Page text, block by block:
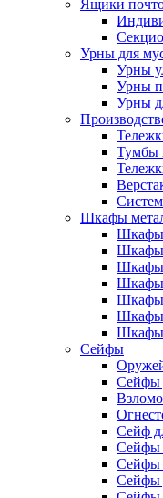
Ящики
Урны для
Урны
Урны
Урны
Тумбы
Шкафы
Шкафы
Шкафы
Шкафы
Шкафы
Шкафы
Шкафы
Шкафы
Сейфы
Сейфы
Cейф
Сейфы
Сейфы
Сейфы